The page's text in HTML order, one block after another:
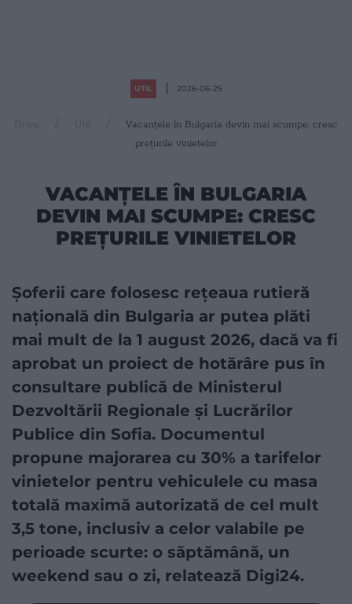
UTIL 2026-06-25
Drive
Vacanțele în Bulgaria devin mai scumpe: cresc
prețurile vinietelor
VACANȚELE ÎN BULGARIA
DEVIN MAI SCUMPE: CRESC
PREȚURILE VINIETELOR
Șoferii care folosesc rețeaua rutieră
națională din Bulgaria ar putea plăti
mai mult de la 1 august 2026, dacă va fi
aprobat un proiect de hotărâre pus în
consultare publică de Ministerul
Dezvoltării Regionale și Lucrărilor
Publice din Sofia. Documentul
propune majorarea cu 30% a tarifelor
vinietelor pentru vehiculele cu masa
totală maximă autorizată de cel mult
3,5 tone, inclusiv a celor valabile pe
perioade scurte: o săptămână, un
weekend sau o zi, relatează Digi24.